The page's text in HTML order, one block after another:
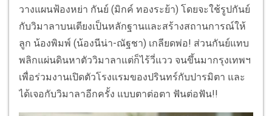
วางแผนฟ้องหย่า กันย์ (มิกค์ ทองระย้า) โดยจะใช้รูปกันย์
กับวิมาลาบนเตียงเป็นหลักฐานและสร้างสถานการณ์ให้
ลูก น้องพิมพ์ (น้องนีน่า-ณัฐชา) เกลียดพ่อ! ส่วนกันย์แทบ
พลิกแผ่นดินหาตัววิมาลาแต่ก็ไร้วี่แวว จนขึ้นมากรุงเทพฯ
เพื่อร่วมงานเปิดตัวโรงแรมของปรินทร์กับปารมิตา และ
ได้เจอกับวิมาลาอีกครั้ง แบบตาต่อตา ฟันต่อฟัน!!